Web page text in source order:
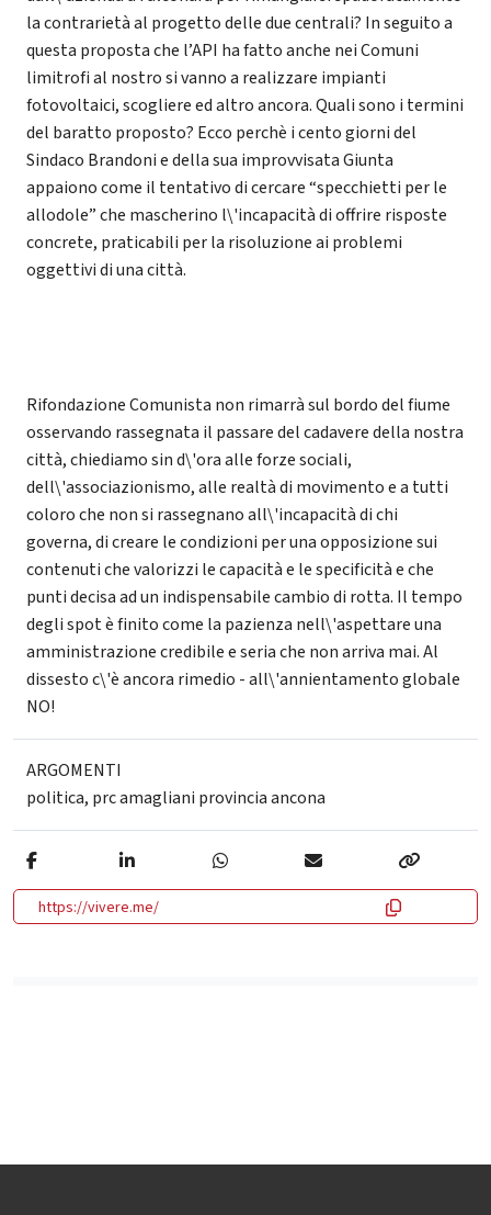
la contrarietà al progetto delle due centrali? In seguito a
questa proposta che l’API ha fatto anche nei Comuni
limitrofi al nostro si vanno a realizzare impianti
fotovoltaici, scogliere ed altro ancora. Quali sono i termini
del baratto proposto? Ecco perchè i cento giorni del
Sindaco Brandoni e della sua improvvisata Giunta
appaiono come il tentativo di cercare “specchietti per le
allodole” che mascherino l\'incapacità di offrire risposte
concrete, praticabili per la risoluzione ai problemi
oggettivi di una città.
Rifondazione Comunista non rimarrà sul bordo del fiume
osservando rassegnata il passare del cadavere della nostra
città, chiediamo sin d\'ora alle forze sociali,
dell\'associazionismo, alle realtà di movimento e a tutti
coloro che non si rassegnano all\'incapacità di chi
governa, di creare le condizioni per una opposizione sui
contenuti che valorizzi le capacità e le specificità e che
punti decisa ad un indispensabile cambio di rotta. Il tempo
degli spot è finito come la pazienza nell\'aspettare una
amministrazione credibile e seria che non arriva mai. Al
dissesto c\'è ancora rimedio - all\'annientamento globale
NO!
ARGOMENTI
politica, prc amagliani provincia ancona
https://vivere.me/